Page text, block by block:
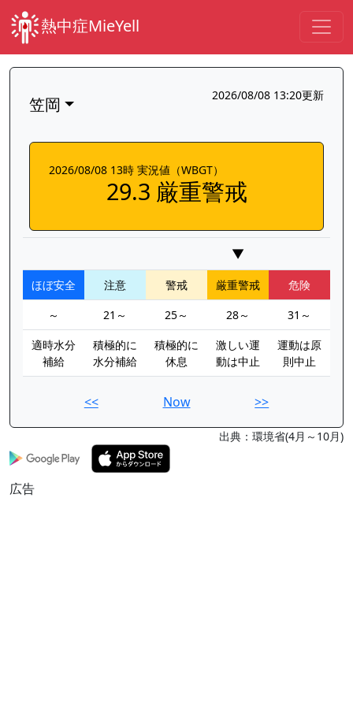
熱中症MieYell
笠岡 2026/08/08 13:20更新
2026/08/08 13時 実況値（WBGT）
29.3 厳重警戒
▼
ほぼ安全 注意 警戒 厳重警戒
危険
～
21～ 25～ 28～
31～
適時水分
補給
積極的に
水分補給
積極的に
休息
激しい運
動は中止
運動は原
則中止
<< Now >>
出典：環境省(4月～10月)
広告